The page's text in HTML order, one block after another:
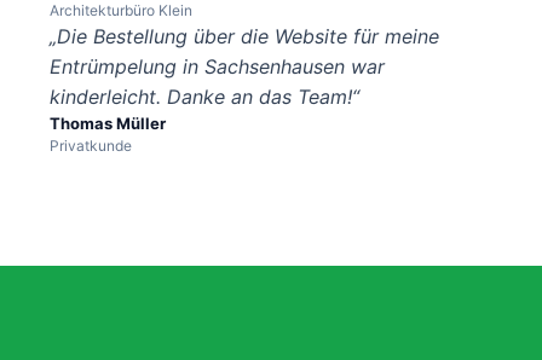
Architekturbüro Klein
„Die Bestellung über die Website für meine
Entrümpelung in Sachsenhausen war
kinderleicht. Danke an das Team!“
Thomas Müller
Privatkunde